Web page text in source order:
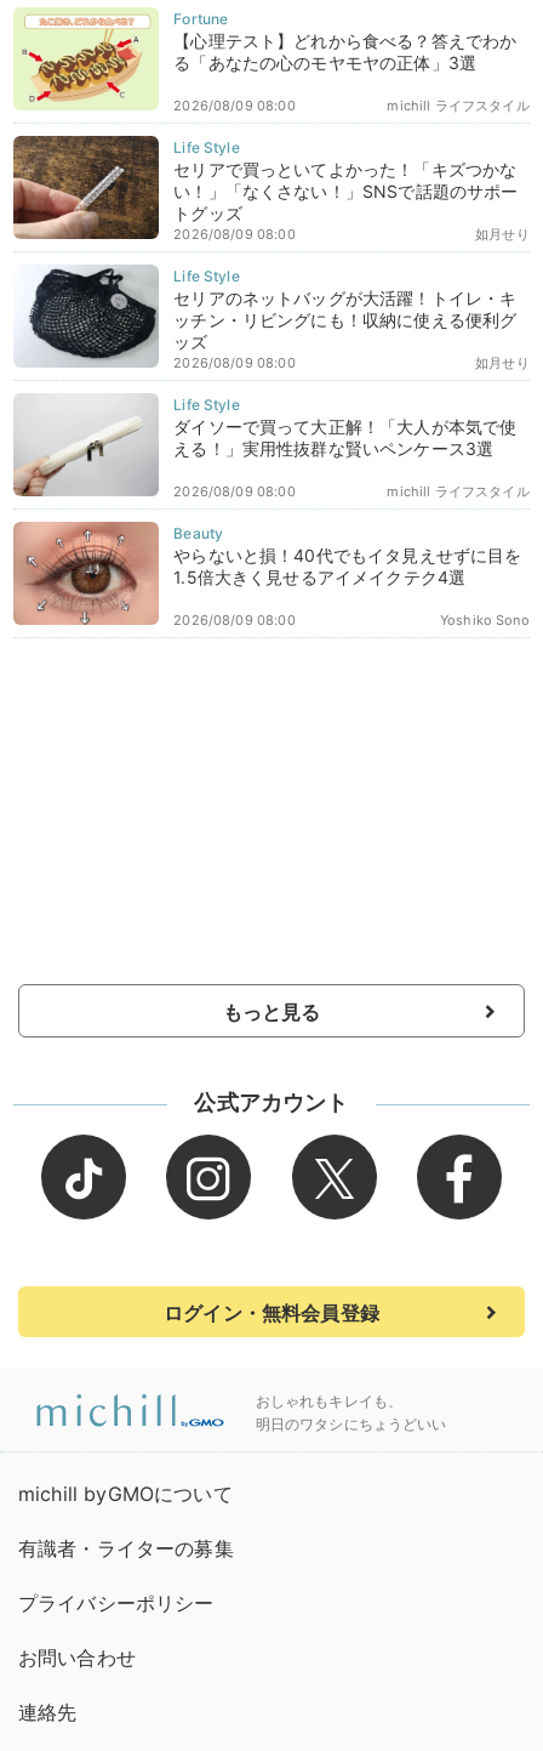
【心理テスト】どれから食べる？答えでわか
る「あなたの心のモヤモヤの正体」3選
michill ライフスタイル
2026/08/09 08:00
セリアで買っといてよかった！「キズつかな
い！」「なくさない！」SNSで話題のサポー
トグッズ
如月せり
2026/08/09 08:00
セリアのネットバッグが大活躍！トイレ・キ
ッチン・リビングにも！収納に使える便利グ
ッズ
如月せり
2026/08/09 08:00
ダイソーで買って大正解！「大人が本気で使
える！」実用性抜群な賢いペンケース3選
michill ライフスタイル
2026/08/09 08:00
やらないと損！40代でもイタ見えせずに目を
1.5倍大きく見せるアイメイクテク4選
Yoshiko Sono
2026/08/09 08:00
もっと見る
公式アカウント
ログイン・無料会員登録
おしゃれもキレイも、
明日のワタシにちょうどいい
michill byGMOについて
有識者・ライターの募集
プライバシーポリシー
お問い合わせ
連絡先